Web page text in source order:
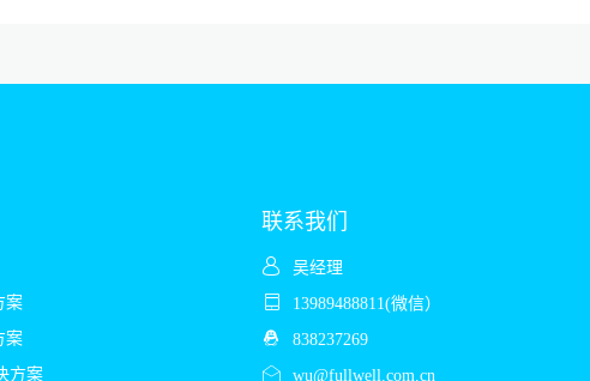
案
案
方案
联系我们
吴经理
13989488811(微信）
838237269
wu@fullwell.com.cn